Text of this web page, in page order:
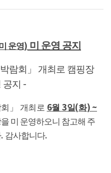
운영) 미 운영 공지
람회」 개최로 캠핑장
공지 -
」 개최로 6월 3일(화) ~
미 운영하오니 참고해 주
. 감사합니다.